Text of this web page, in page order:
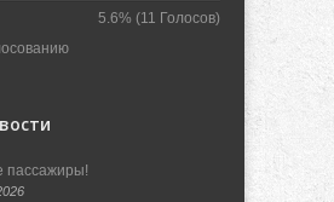
5.6% (11 Голосов)
пассажиры!